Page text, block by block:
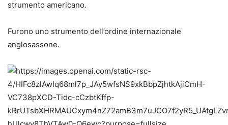
strumento americano.
Furono uno strumento dell’ordine internazionale
anglosassone.